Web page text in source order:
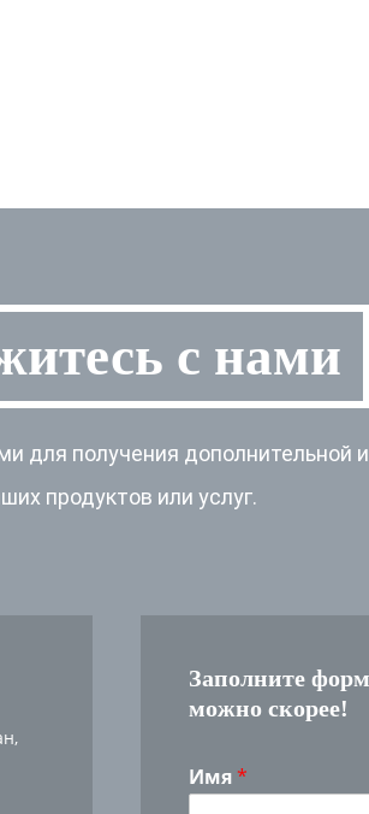
с нами
для получения дополнительной
продуктов или услуг.
Заполните
можно скорее!
Имя *